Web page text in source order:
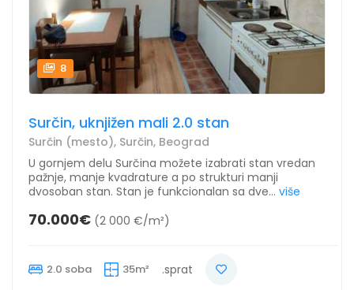
8
Surčin, uknjižen mali 2.0 stan
Surčin (mesto), Surčin, Beograd
U gornjem delu Surčina možete izabrati stan vredan
pažnje, manje kvadrature a po strukturi manji
dvosoban stan. Stan je funkcionalan sa dve... više
70.000€ (2 000 €/m²)
2.0 soba 35m² .sprat